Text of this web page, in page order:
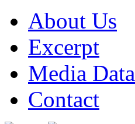
About Us
Excerpt
Media Data
Contact